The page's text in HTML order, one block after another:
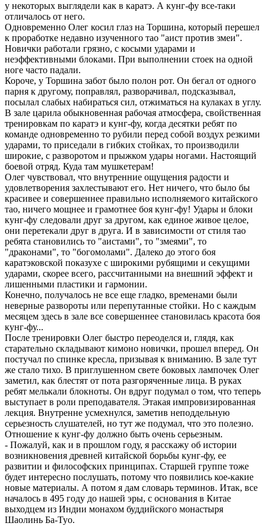
у некоторых выглядели как в каратэ. А кунг-фу все-таки
отличалось от него.
Одновременно Олег косил глаз на Торшина, который перешел
к проработке недавно изученного тао "аист против змеи".
Новички работали грязно, с косыми ударами и
неэффективными блоками. При выполнении стоек на одной
ноге часто падали.
Короче, у Торшина забот было полон рот. Он бегал от одного
парня к другому, поправлял, разворачивал, подсказывал,
посылал слабых набираться сил, отжиматься на кулаках в углу.
В зале царила обыкновенная рабочая атмосфера, свойственная
тренировкам по каратэ и кунг-фу, когда десятки ребят по
команде одновременно то рубили перед собой воздух резкими
ударами, то приседали в гибких стойках, то производили
широкие, с разворотом и прыжком удары ногами. Настоящий
боевой отряд. Куда там мушкетерам!
Олег чувствовал, что внутренние ощущения радости и
удовлетворения захлестывают его. Нет ничего, что было бы
красивее и совершеннее правильно исполняемого китайского
тао, ничего мощнее и грамотнее боя кунг-фу! Удары и блоки
кунг-фу следовали друг за другом, как единое живое целое,
они перетекали друг в друга. И в зависимости от стиля тао
ребята становились то "аистами", то "змеями", то
"драконами", то "богомолами". Далеко до этого боя
каратэковской показухе с широкими рубящими и секущими
ударами, скорее всего, рассчитанными на внешний эффект и
лишенными пластики и гармонии.
Конечно, получалось не все еще гладко, временами были
неверные развороты или перепутанные стойки. Но с каждым
месяцем здесь в зале все совершеннее становилась красота боя
кунг-фу...
После тренировки Олег быстро переоделся и, глядя, как
старательно складывают кимоно новички, прошел вперед. Он
постучал по спинке кресла, призывая к вниманию. В зале тут
же стало тихо. В приглушенном свете боковых лампочек Олег
заметил, как блестят от пота разгоряченные лица. В руках
ребят мелькали блокноты. Он вдруг подумал о том, что теперь
выступает в роли преподавателя. Этакая импровизированная
лекция. Внутренне усмехнулся, заметив неподдельную
серьезность слушателей, но тут же подумал, что это полезно.
Отношение к кунг-фу должно быть очень серьезным.
- Пожалуй, как и в прошлом году, я расскажу об истории
возникновения древней китайской борьбы кунг-фу, ее
развитии и философских принципах. Старшей группе тоже
будет интересно послушать, потому что появились кое-какие
новые материалы. А потом я дам словарь терминов. Итак, все
началось в 495 году до нашей эры, с основания в Китае
выходцем из Индии монахом буддийского монастыря
Шаолинь Ба-Туо.